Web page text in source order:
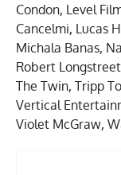
Condon, Level
Cancelmi, Lucas
Michala Banas,
Robert Longstreet
The Twin, Tripp
Vertical
Violet McGraw,